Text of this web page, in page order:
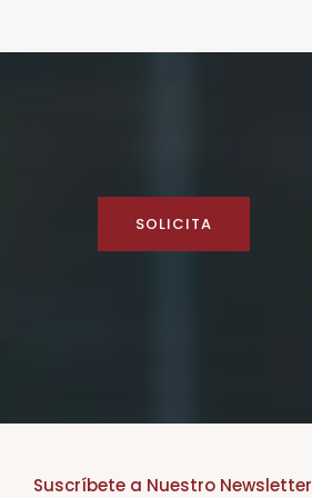
SOLICITA
Suscríbete a Nuestro Newsletter